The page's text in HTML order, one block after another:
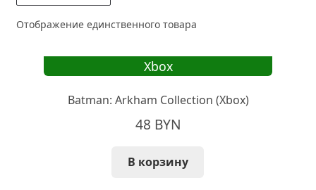
Отображение единственного товара
Xbox
Batman: Arkham Collection (Xbox)
48 BYN
В корзину